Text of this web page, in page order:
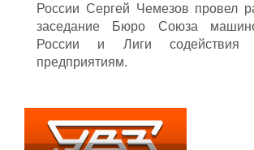
России Сергей Чемезов провел
заседание Бюро Союза
России и Лиги содействия
предприятиям.